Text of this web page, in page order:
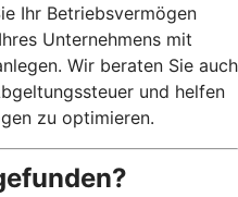
Ihr Betriebsvermögen
Unternehmens mit
Wir beraten Sie auch
und helfen
zu optimieren.